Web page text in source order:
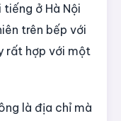
ở Hà Nội
trên bếp với
rất hợp với một
là địa chỉ mà